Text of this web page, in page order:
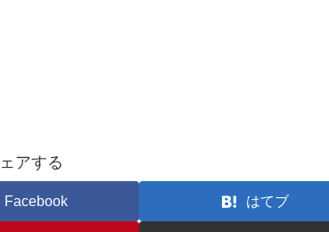
アする
Facebook はてブ